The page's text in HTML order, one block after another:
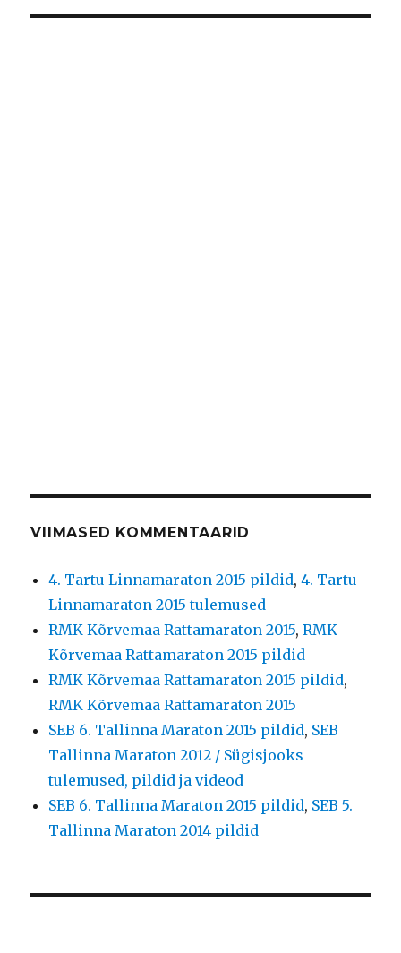
VIIMASED KOMMENTAARID
4. Tartu Linnamaraton 2015 pildid,4. Tartu
Linnamaraton 2015 tulemused
RMK Kõrvemaa Rattamaraton 2015,RMK
Kõrvemaa Rattamaraton 2015 pildid
RMK Kõrvemaa Rattamaraton 2015 pildid,
RMK Kõrvemaa Rattamaraton 2015
SEB 6. Tallinna Maraton 2015 pildid, SEB
Tallinna Maraton 2012 / Sügisjooks
tulemused, pildid ja videod
SEB 6. Tallinna Maraton 2015 pildid, SEB 5.
Tallinna Maraton 2014 pildid